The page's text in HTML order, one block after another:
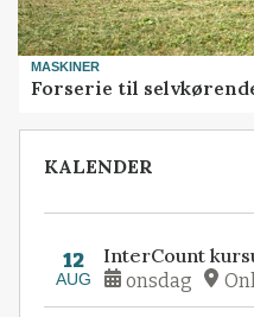
MASKINER
Forserie til
KALENDER
12
AUG
InterCount
onsdag